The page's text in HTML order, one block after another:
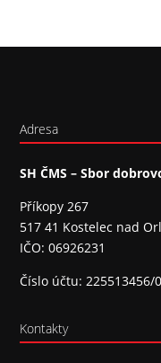
Adresa
SH ČMS – Sbor
Příkopy 267
517 41 Kostelec nad
IČO: 06926231
Číslo účtu: 225513456/
Kontakty